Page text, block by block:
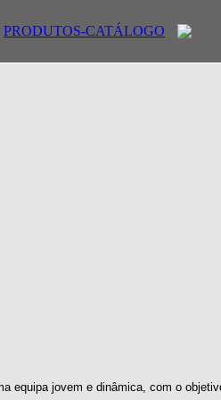
PRODUTOS-CATÁLOGO
equipa jovem e dinâmica, com o